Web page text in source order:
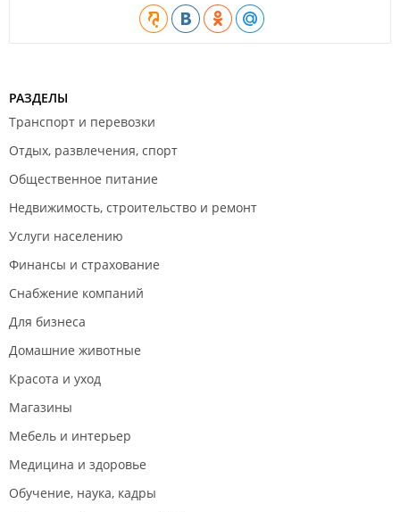
РАЗДЕЛЫ
Транспорт и перевозки
Отдых, развлечения, спорт
Общественное питание
Недвижимость, строительство и ремонт
Услуги населению
Финансы и страхование
Снабжение компаний
Для бизнеса
Домашние животные
Красота и уход
Магазины
Мебель и интерьер
Медицина и здоровье
Обучение, наука, кадры